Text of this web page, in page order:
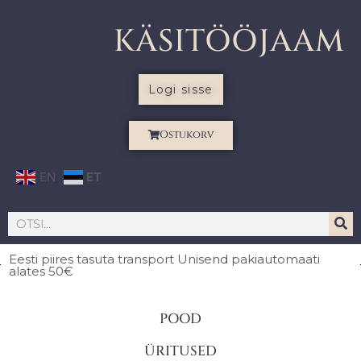
KÄSITÖÖJAAM
Logi sisse
Ostukorv
EN ET
Eesti piires tasuta transport Unisend pakiautomaati
alates 50€
POOD
ÜRITUSED